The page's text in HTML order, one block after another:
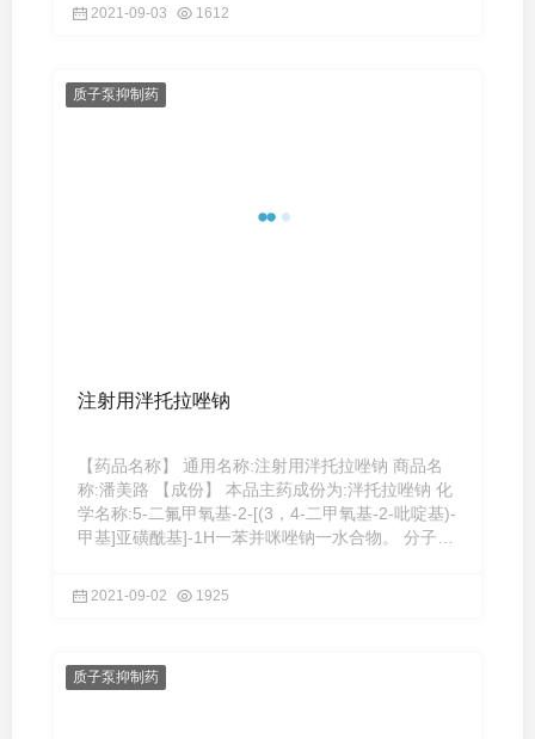
2021-09-03 1612
质子泵抑制药
注射用泮托拉唑钠
【药品名称】 通用名称:注射用泮托拉唑钠 商品名
称:潘美路 【成份】 本品主药成份为:泮托拉唑钠 化
学名称:5-二氟甲氧基-2-[(3，4-二甲氧基-2-吡啶基)-
甲基]亚磺酰基]-1H一苯并咪唑钠一水合物。 分子
2021-09-02 1925
质子泵抑制药